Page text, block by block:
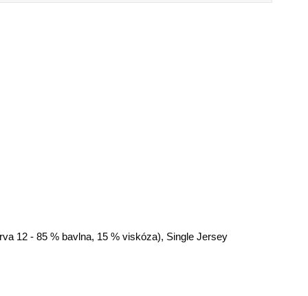
12 - 85 % bavlna, 15 % viskóza), Single Jersey